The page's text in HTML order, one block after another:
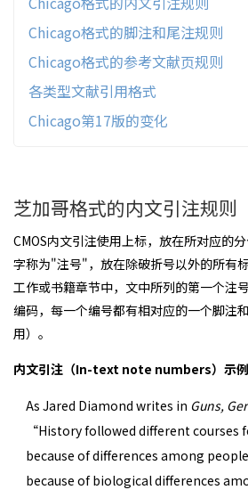
Chicago格式的脚注和尾注规则
Chicago格式的参考文献页规则
各类型文献引用格式
Chicago第17版的变化
芝加哥格式的内文引注规则
CMOS内文引注使用上标，放在所对应的
字称为"注号"，放在除破折号以外的所有
工作或书籍章节中，文中所列的第一个注
编码，每一个编号都有相对应的一个脚注
用）。
内文引注（In-text note numbers）示例
As Jared Diamond writes in Guns,
“History followed different courses
because of differences among
because of biological differences